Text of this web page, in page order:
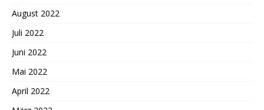
August 2022
Juli 2022
Juni 2022
Mai 2022
April 2022